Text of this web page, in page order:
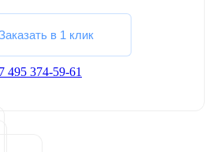
в 1 клик
495 374-59-61